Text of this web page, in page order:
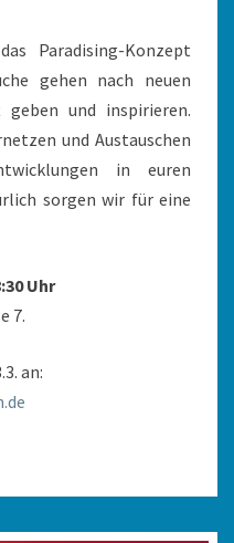
Paradising-Konzept
gehen nach neuen
und inspirieren.
und Austauschen
in euren
sorgen wir für eine
Uhr
7.
an: